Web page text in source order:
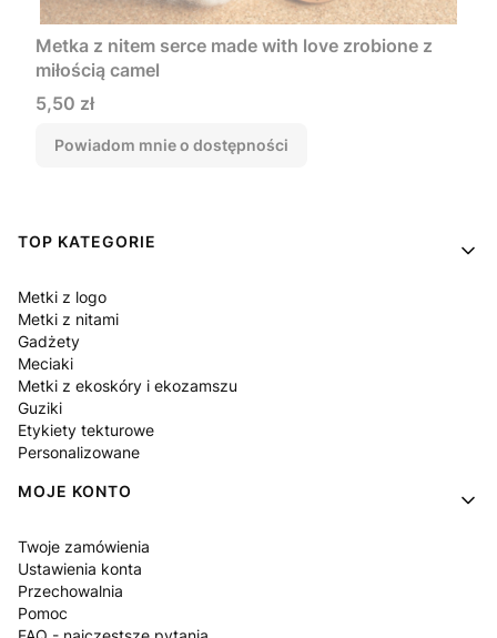
Metka z nitem serce made with love zrobione z
miłością camel
Cena
5,50 zł
Powiadom mnie o dostępności
Linki w stopce
TOP KATEGORIE
Metki z logo
Metki z nitami
Gadżety
Meciaki
Metki z ekoskóry i ekozamszu
Guziki
Etykiety tekturowe
Personalizowane
MOJE KONTO
Twoje zamówienia
Ustawienia konta
Przechowalnia
Pomoc